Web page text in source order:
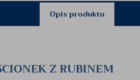
Opis produktu
Z RUBINEM